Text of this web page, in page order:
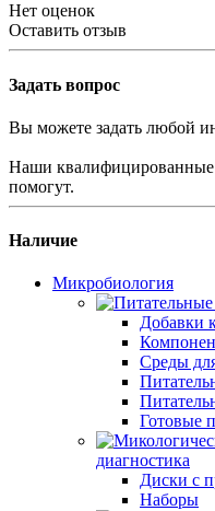
Нет оценок
Оставить отзыв
Задать вопрос
Вы можете задать любой
Наши квалифицированные
помогут.
Наличие
Микробиология
Добавки
Среды
Готовые
диагностика
Диски с
Наборы